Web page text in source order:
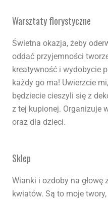
Warsztaty florystyczne
Świetna okazja, żeby
oddać przyjemności
kreatywność i wydobycie
każdy go ma! Uwierzcie
będziecie cieszyli się z
z tej kupionej. Organizuje
oraz dla dzieci.
Sklep
Wianki i ozdoby na
kwiatów. Są to moje